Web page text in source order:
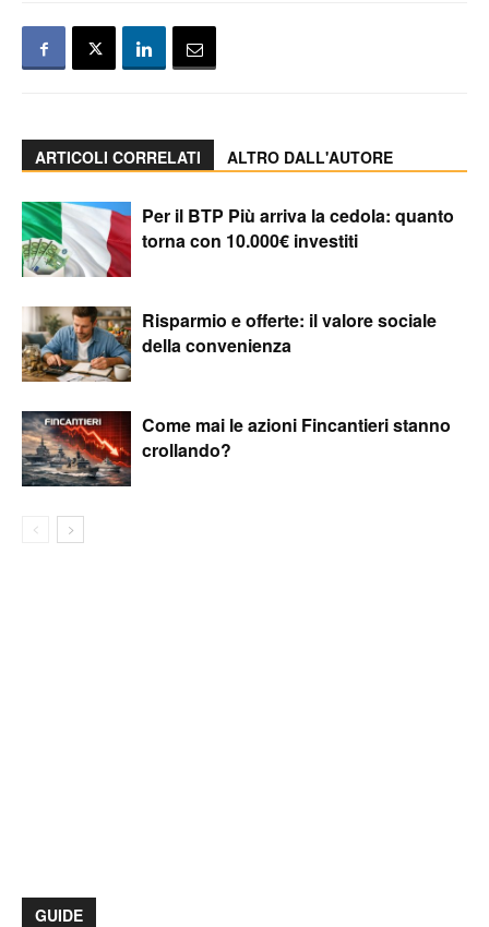
ARTICOLI CORRELATI ALTRO DALL'AUTORE
Per il BTP Più arriva la cedola: quanto
torna con 10.000€ investiti
Risparmio e offerte: il valore sociale
della convenienza
Come mai le azioni Fincantieri stanno
crollando?
GUIDE